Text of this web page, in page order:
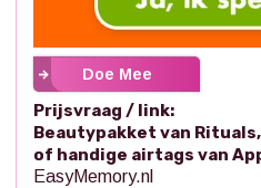
Doe Mee
Prijsvraag / link:
Beautypakket van
of handige airtags van
EasyMemory.nl